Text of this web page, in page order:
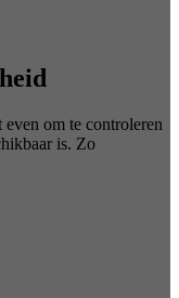
om te controleren
is. Zo